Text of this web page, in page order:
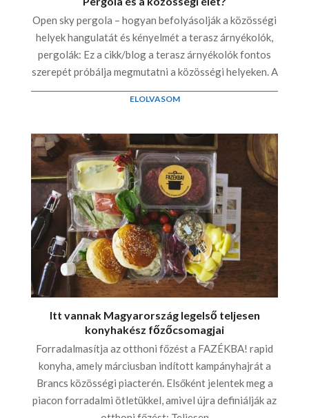
Open sky pergola – hogyan befolyásolják a közösségi
helyek hangulatát és kényelmét a terasz árnyékolók,
pergolák: Ez a cikk/blog a terasz árnyékolók fontos
szerepét próbálja megmutatni a közösségi helyeken. A
ELOLVASOM
Itt vannak Magyarország legelső teljesen
konyhakész főzőcsomagjai
Forradalmasítja az otthoni főzést a FAZÉKBA! rapid
konyha, amely márciusban indított kampányhajrát a
Brancs közösségi piacterén. Elsőként jelentek meg a
piacon forradalmi ötletükkel, amivel újra definiálják az